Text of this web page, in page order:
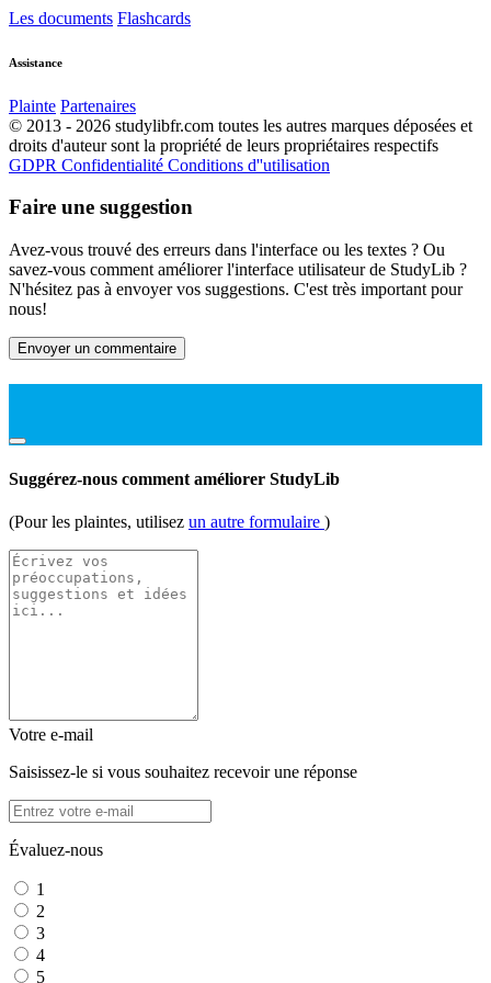
Les documents Flashcards
Assistance
Plainte Partenaires
© 2013 - 2026 studylibfr.com toutes les autres marques déposées et
droits d'auteur sont la propriété de leurs propriétaires respectifs
GDPR Confidentialité Conditions d''utilisation
Faire une suggestion
Avez-vous trouvé des erreurs dans l'interface ou les textes ? Ou
savez-vous comment améliorer l'interface utilisateur de StudyLib ?
N'hésitez pas à envoyer vos suggestions. C'est très important pour
nous!
Envoyer un commentaire
Suggérez-nous comment améliorer StudyLib
(Pour les plaintes, utilisez un autre formulaire )
Votre e-mail
Saisissez-le si vous souhaitez recevoir une réponse
Évaluez-nous
1
2
3
4
5